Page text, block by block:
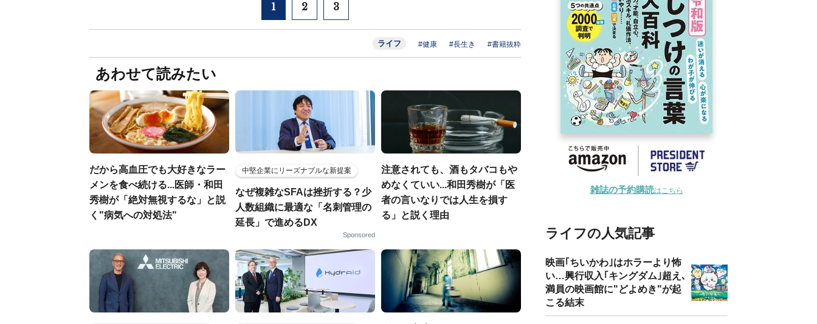
1 2 3
ライフ #健康 #長生き #書籍抜粋
あわせて読みたい
だから高血圧でも大好きなラー
メンを食べ続ける...医師・和田
秀樹が「絶対無視するな」と説
く"病気への対処法"
中堅企業にリーズナブルな新提案
なぜ複雑なSFAは挫折する？少
人数組織に最適な「名刺管理の
延長」で進めるDX
Sponsored
注意されても、酒もタバコもや
めなくていい...和田秀樹が「医
者の言いなりでは人生を損す
る」と説く理由
雑誌の予約購読はこちら
ライフの人気記事
映画｢ちいかわ｣はホラーより怖
い…興行収入｢キングダム｣超え､
満員の映画館に"どよめき"が起
こる結末